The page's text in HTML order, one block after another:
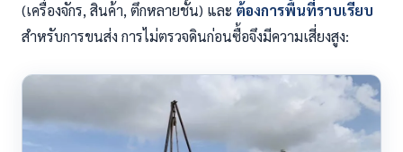
(เครื่องจักร, สินค้า, ตึกหลายชั้น) และ ต้องการพื้นที่ราบเรียบ
สำหรับการขนส่ง การไม่ตรวจดินก่อนซื้อจึงมีความเสี่ยงสูง: